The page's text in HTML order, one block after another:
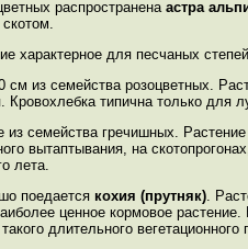
распространена астра
характерное для песчаных
см из семейства розоцветных.
типична только для
из семейства гречишных.
вытаптывания, на
лета.
поедается кохия (прутняк) .
ценное кормовое
длительного